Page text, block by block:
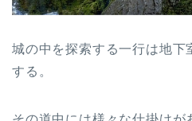
城の中を探索する一行は地下
する。